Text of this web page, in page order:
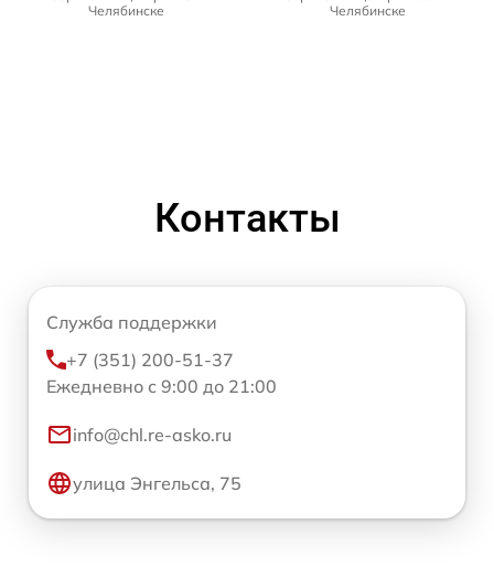
Челябинске
Челябинске
Контакты
Служба поддержки
+7 (351) 200-51-37
Ежедневно с 9:00 до 21:00
info@chl.re-asko.ru
улица Энгельса, 75